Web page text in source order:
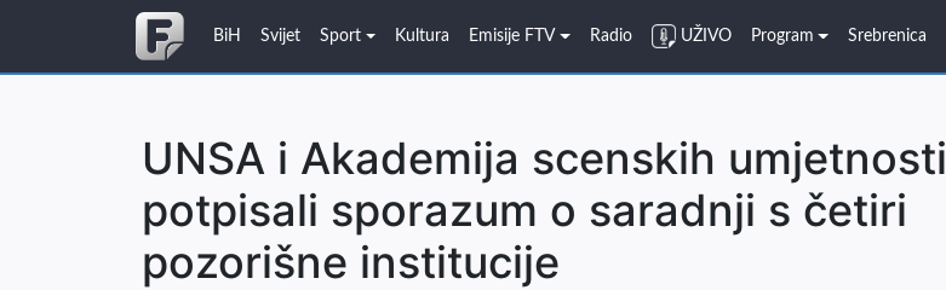
BiH Svijet Sport Kultura Emisije FTV Radio UŽIVO Program Srebrenica
UNSA i Akademija scenskih umjetnosti
potpisali sporazum o saradnji s četiri
pozorišne institucije